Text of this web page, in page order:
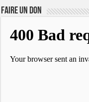
FAIRE UN DON